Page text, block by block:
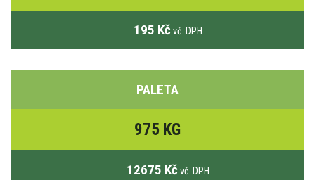
195 Kč vč. DPH
PALETA
975 KG
12675 Kč vč. DPH